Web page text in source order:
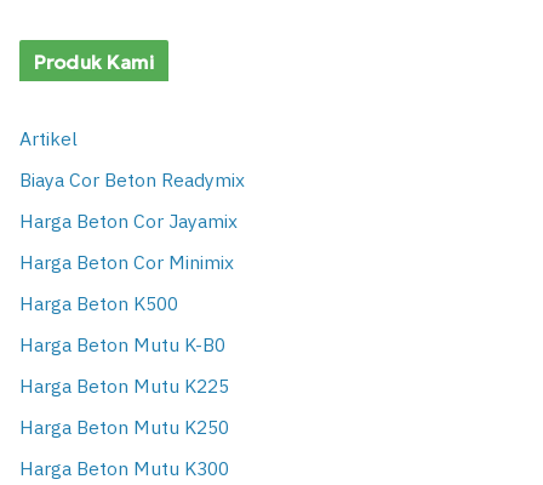
Produk Kami
Artikel
Biaya Cor Beton Readymix
Harga Beton Cor Jayamix
Harga Beton Cor Minimix
Harga Beton K500
Harga Beton Mutu K-B0
Harga Beton Mutu K225
Harga Beton Mutu K250
Harga Beton Mutu K300